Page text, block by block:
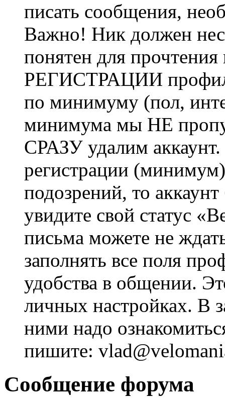
писать сообщения,
Важно! Ник должен
понятен для
РЕГИСТРАЦИИ профиль
по минимуму (пол,
минимума мы НЕ
СРАЗУ удалим
регистрации
подозрений, то
увидите свой статус
письма можете не
заполнять все поля
удобства в общении.
личных настройках. В
ними надо
пишите:
Сообщение форума